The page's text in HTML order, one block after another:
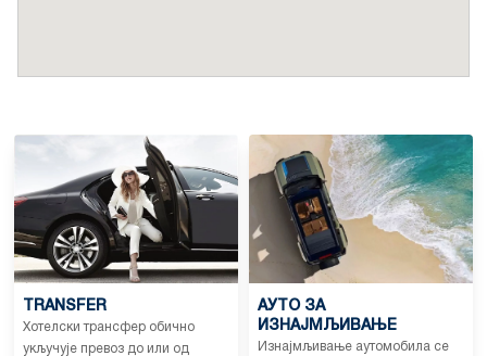
TRANSFER
Хотелски трансфер обично
укључује превоз до или од
АУТО ЗА
ИЗНАЈМЉИВАЊЕ
Изнајмљивање аутомобила се